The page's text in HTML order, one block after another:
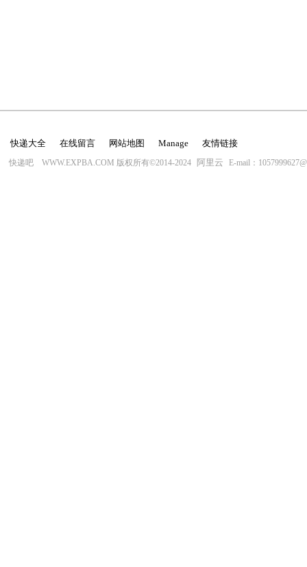
快递大全 在线留言 网站地图 Manage 友情链接
快递吧 WWW.EXPBA.COM 版权所有©2014-2024 阿里云 E-mail：